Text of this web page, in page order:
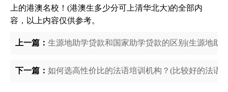
上的港澳名校！(港澳生多少分可上清华北大)的全部内
容，以上内容仅供参考。
上一篇： 生源地助学贷款和国家助学贷款的区别(生源地助
下一篇： 如何选高性价比的法语培训机构？(比较好的法语